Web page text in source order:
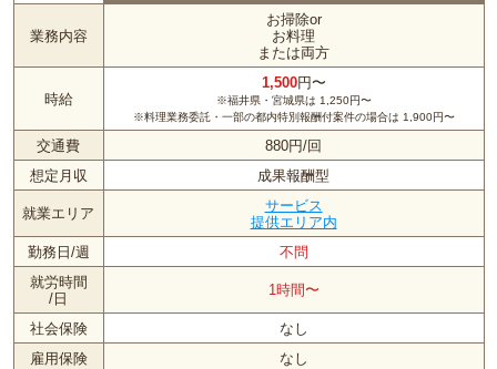
業務内容
お掃除or
お料理
または両方
時給
1,500円〜
※福井県・宮城県は 1,250円〜
※料理業務委託・一部の都内特別報酬付案件の場合は 1,900円〜
交通費
880円/回
想定月収
成果報酬型
就業エリア
サービス
提供エリア内
勤務日/週
不問
就労時間
/日
1時間〜
社会保険
なし
雇用保険
なし